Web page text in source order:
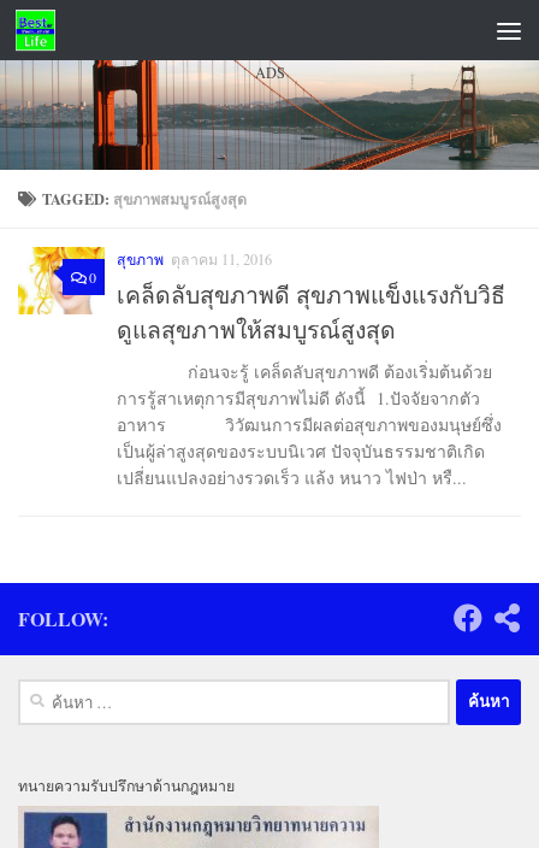
Skip to content
ADS
TAGGED: สุขภาพสมบูรณ์สูงสุด
0
สุขภาพ ตุลาคม 11, 2016
เคล็ดลับสุขภาพดี สุขภาพแข็งแรงกับวิธี
ดูแลสุขภาพให้สมบูรณ์สูงสุด
ก่อนจะรู้ เคล็ดลับสุขภาพดี ต้องเริ่มต้นด้วย
การรู้สาเหตุการมีสุขภาพไม่ดี ดังนี้ 1.ปัจจัยจากตัว
อาหาร วิวัฒนการมีผลต่อสุขภาพของมนุษย์ซึ่ง
เป็นผู้ล่าสูงสุดของระบบนิเวศ ปัจจุบันธรรมชาติเกิด
เปลี่ยนแปลงอย่างรวดเร็ว แล้ง หนาว ไฟป่า หรื...
FOLLOW:
ค้นหา
สำหรับ:
ทนายความรับปรึกษาด้านกฎหมาย